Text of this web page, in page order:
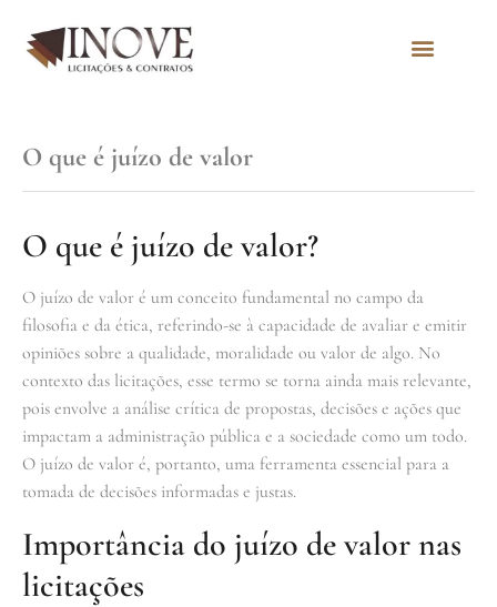
O que é juízo de valor
O que é juízo de valor?
O juízo de valor é um conceito fundamental no campo da
filosofia e da ética, referindo-se à capacidade de avaliar e emitir
opiniões sobre a qualidade, moralidade ou valor de algo. No
contexto das licitações, esse termo se torna ainda mais relevante,
pois envolve a análise crítica de propostas, decisões e ações que
impactam a administração pública e a sociedade como um todo.
O juízo de valor é, portanto, uma ferramenta essencial para a
tomada de decisões informadas e justas.
Importância do juízo de valor nas
licitações